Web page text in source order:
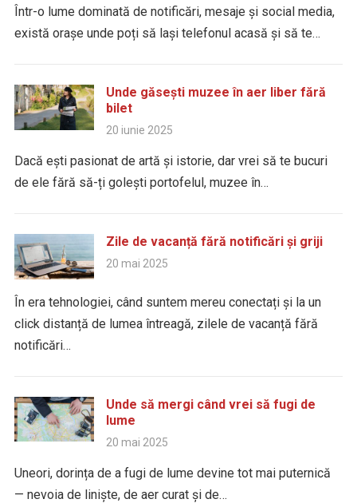
Într-o lume dominată de notificări, mesaje și social media,
există orașe unde poți să lași telefonul acasă și să te…
Unde găsești muzee în aer liber fără
bilet
20 iunie 2025
Dacă ești pasionat de artă și istorie, dar vrei să te bucuri
de ele fără să-ți golești portofelul, muzee în…
Zile de vacanță fără notificări și griji
20 mai 2025
În era tehnologiei, când suntem mereu conectați și la un
click distanță de lumea întreagă, zilele de vacanță fără
notificări…
Unde să mergi când vrei să fugi de
lume
20 mai 2025
Uneori, dorința de a fugi de lume devine tot mai puternică
— nevoia de liniște, de aer curat și de…